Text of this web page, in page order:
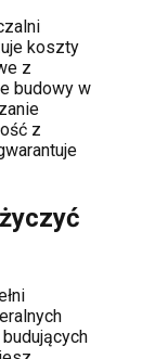
koszty
z
budowy w
z